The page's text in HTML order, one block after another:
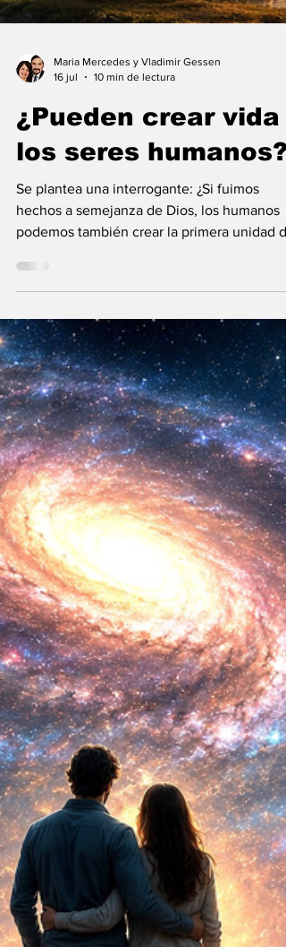
16 jul
10 min de lectura
¿Pueden crear vida
los seres humanos?
Se plantea una interrogante: ¿Si fuimos
la existencia?... “SpudCell”, una célula
sintética desarrollada en laboratorio abre
nueva era científica que desafía nuestras
ideas sobre la creación... ¿Podemos crear
biológica? Durante siglos creímos que la
mayor aspiración de la inteligencia humana
consistía en comprender la vida. Hoy
comienza a aparecer una posibilidad todavía
más desconcer